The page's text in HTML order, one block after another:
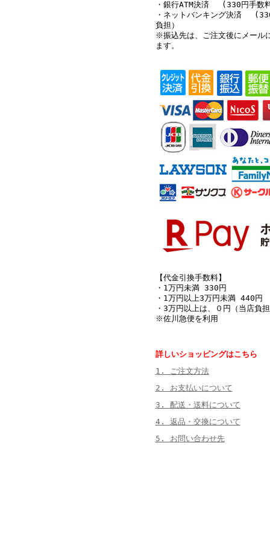
・銀行ATM決済 (330円手数
・ネットバンキング決済
負担）
※振込先は、ご注文後にメール
ます。
【代金引換手数料】
・1万円未満 330円
・1万円以上3万円未満 440円
・3万円以上は、０円（当店負
※佐川急便を利用
詳しいショッピングはこちら
1. ご注文方法
2. お支払いについて
3. 配送・送料について
4. 返品・交換について
5. お問い合わせ先